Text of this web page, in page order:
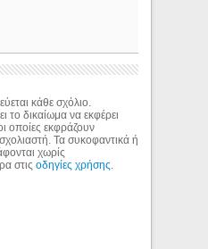
κάθε σχόλιο.
το δικαίωμα να εκφέρει
οποίες εκφράζουν
Τα συκοφαντικά ή
χωρίς
στιςοδηγίες χρήσης